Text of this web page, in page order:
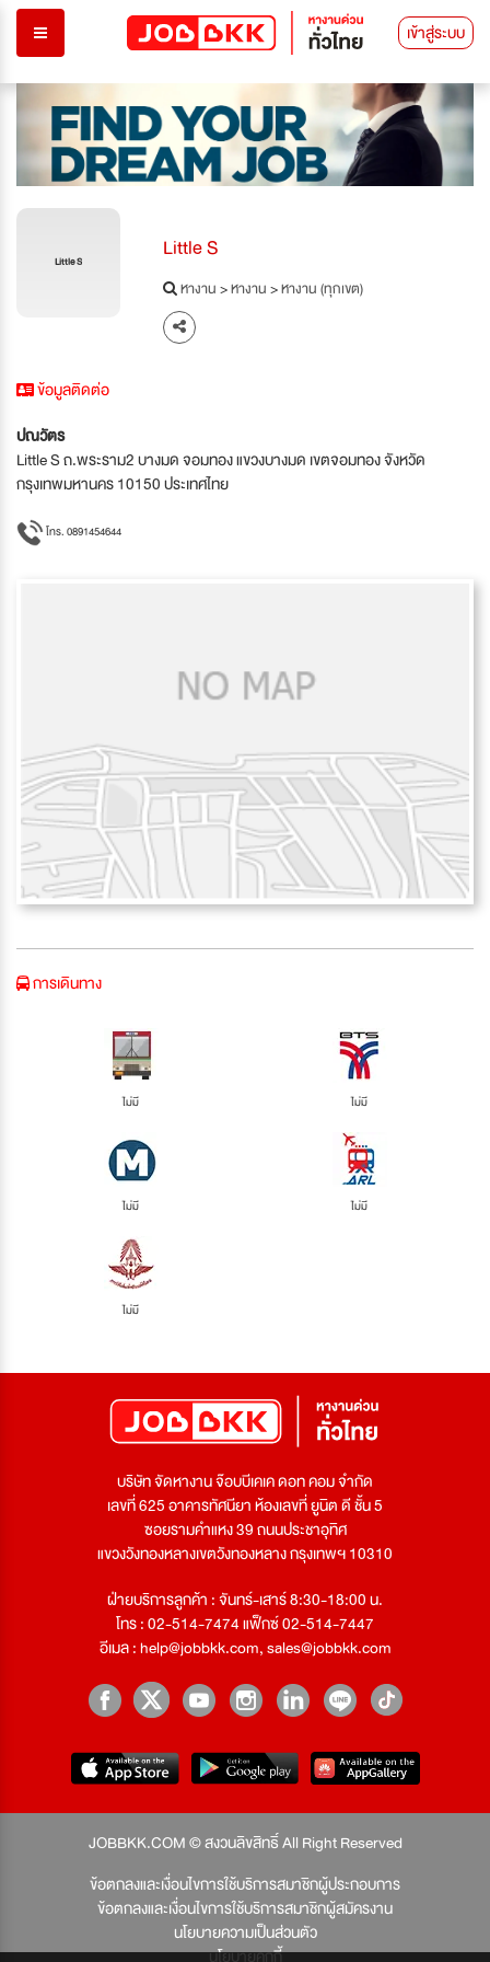
เข้าสู่ระบบ
Little S Little S
หางาน>หางาน>หางาน (ทุกเขต)
ข้อมูลติดต่อ
ปณวัตร
Little S ถ.พระราม2 บางมด จอมทอง แขวงบางมด เขตจอมทอง จังหวัด
กรุงเทพมหานคร 10150 ประเทศไทย
โทร. 0891454644
การเดินทาง
ไม่มี ไม่มี
ไม่มี ไม่มี
ไม่มี
บริษัท จัดหางาน จ๊อบบีเคเค ดอท คอม จำกัด
เลขที่ 625 อาคารทัศนียา ห้องเลขที่ ยูนิต ดี ชั้น 5
ซอยรามคำแหง 39 ถนนประชาอุทิศ
แขวงวังทองหลางเขตวังทองหลาง กรุงเทพฯ 10310
ฝ่ายบริการลูกค้า : จันทร์-เสาร์ 8:30-18:00 น.
โทร : 02-514-7474 แฟ็กซ์ 02-514-7447
อีเมล :help@jobbkk.com,sales@jobbkk.com
JOBBKK.COM © สงวนลิขสิทธิ์ All Right Reserved
ข้อตกลงและเงื่อนไขการใช้บริการสมาชิกผู้ประกอบการ
ข้อตกลงและเงื่อนไขการใช้บริการสมาชิกผู้สมัครงาน
นโยบายความเป็นส่วนตัว